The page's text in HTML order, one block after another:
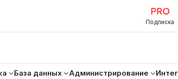
Подписка
База данных Администрирование